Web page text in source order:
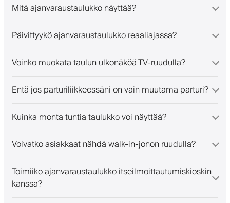
Mitä ajanvaraustaulukko näyttää?
Päivittyykö ajanvaraustaulukko reaaliajassa?
Voinko muokata taulun ulkonäköä TV-ruudulla?
Entä jos parturiliikkeessäni on vain muutama parturi?
Kuinka monta tuntia taulukko voi näyttää?
Voivatko asiakkaat nähdä walk-in-jonon ruudulla?
Toimiiko ajanvaraustaulukko itseilmoittautumiskioskin
kanssa?